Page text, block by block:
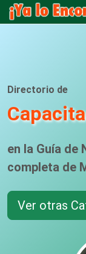
Directorio de
en la Guía de
completa de
Ver otras